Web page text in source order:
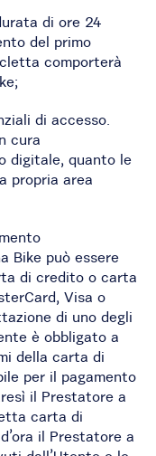
di ore 24
del primo
comporterà
di accesso.
cura
digitale, quanto le
propria area
Bike può essere
di credito o carta
Visa o
di uno degli
è obbligato a
della carta di
per il pagamento
il Prestatore a
carta di
il Prestatore a